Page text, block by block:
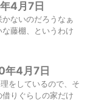
4月7日
ないのだろうなぁ
藤棚、というわけ
年4月7日
をしているので、そ
りぐらしの家だけ